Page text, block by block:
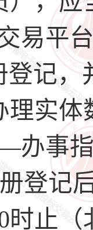
易平
登记
理实
办事
登记
时止